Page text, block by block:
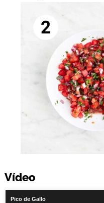
Vídeo
Pico de Gallo